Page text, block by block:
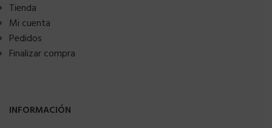
Tienda
Mi cuenta
Pedidos
Finalizar compra
INFORMACIÓN